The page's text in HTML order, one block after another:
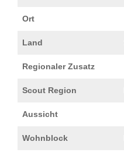
Ort
Land
Regionaler Zusatz
Scout Region
Aussicht
Wohnblock